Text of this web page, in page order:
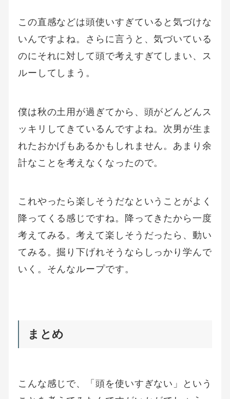
この直感などは頭使いすぎていると気づけな
いんですよね。さらに言うと、気づいている
のにそれに対して頭で考えすぎてしまい、ス
ルーしてしまう。
僕は秋の土用が過ぎてから、頭がどんどんス
ッキリしてきているんですよね。次男が生ま
れたおかげもあるかもしれません。あまり余
計なことを考えなくなったので。
これやったら楽しそうだなということがよく
降ってくる感じですね。降ってきたから一度
考えてみる。考えて楽しそうだったら、動い
てみる。掘り下げれそうならしっかり学んで
いく。そんなループです。
まとめ
こんな感じで、「頭を使いすぎない」という